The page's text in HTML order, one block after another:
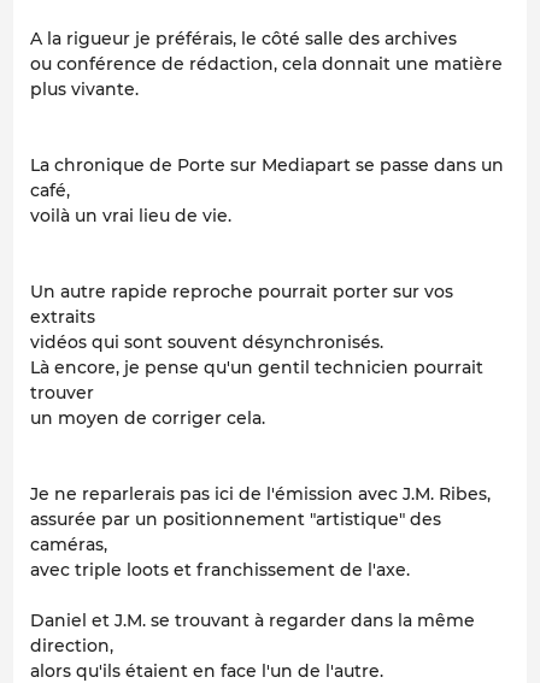
A la rigueur je préférais, le côté salle des archives
ou conférence de rédaction, cela donnait une matière
plus vivante.
La chronique de Porte sur Mediapart se passe dans un
café,
voilà un vrai lieu de vie.
Un autre rapide reproche pourrait porter sur vos
extraits
vidéos qui sont souvent désynchronisés.
Là encore, je pense qu'un gentil technicien pourrait
trouver
un moyen de corriger cela.
Je ne reparlerais pas ici de l'émission avec J.M. Ribes,
assurée par un positionnement "artistique" des
caméras,
avec triple loots et franchissement de l'axe.
Daniel et J.M. se trouvant à regarder dans la même
direction,
alors qu'ils étaient en face l'un de l'autre.